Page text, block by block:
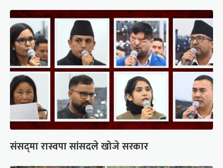
संसद्‍मा रास्वपा सांसदले खोजे सरकार